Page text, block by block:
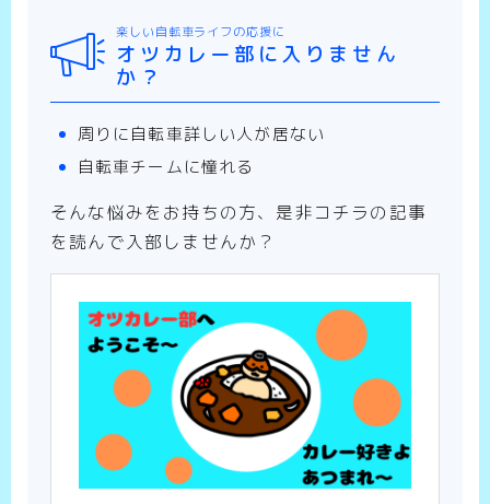
楽しい自転車ライフの応援に
オツカレー部に入りません
か？
周りに自転車詳しい人が居ない
自転車チームに憧れる
そんな悩みをお持ちの方、是非コチラの記事
を読んで入部しませんか？